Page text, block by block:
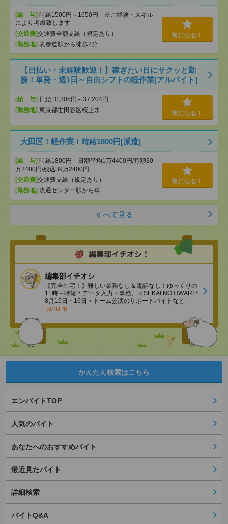
[給 与] 時給1500円～1650円 ※ご経験・スキル
により考慮致します
[交通費]交通費全額支給（規定あり）
[勤務地] 表参道駅から徒歩2分
気になる！
【日払い・未経験歓迎！】稼ぎたい日にサクッと勤
務！単発・週1日～自由シフトの軽作業[アルバイト]
[給 与] 日給10,305円～37,204円
[勤務地] 東京都世田谷区桜上水 気になる！
大田区！軽作業！時給1800円[派遣]
[給 与] 時給1800円 日額平均1万4400円/月額30
万2400円/残込39万2400円
[交通費]交通費支給（規定あり）
[勤務地] 流通センター駅から車
気になる！
すべて見る
編集部イチオシ
【完全在宅！】難しい業務なし＆電話なし！ゆっくりの
11時～時短＊データ入力・事務、＜SEKAI NO OWARI＊
8月15日・16日＞ドーム公演のサポートバイトなど
(8/7UP!)
かんたん検索はこちら
エンバイトTOP
人気のバイト
あなたへのおすすめバイト
最近見たバイト
詳細検索
バイトQ&A